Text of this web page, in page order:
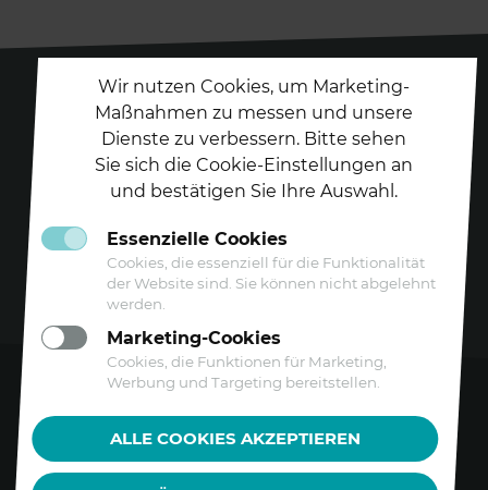
Folgen Sie uns auf
Wir nutzen Cookies, um Marketing-
Maßnahmen zu messen und unsere
Dienste zu verbessern. Bitte sehen
Sie sich die Cookie-Einstellungen an
und bestätigen Sie Ihre Auswahl.
Essenzielle Cookies
Cookies, die essenziell für die Funktionalität
der Website sind. Sie können nicht abgelehnt
werden.
Marketing-Cookies
Cookies, die Funktionen für Marketing,
Werbung und Targeting bereitstellen.
ALLE COOKIES AKZEPTIEREN